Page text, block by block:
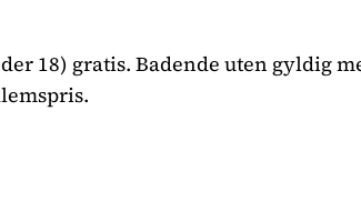
18) gratis. Badende uten gyldig